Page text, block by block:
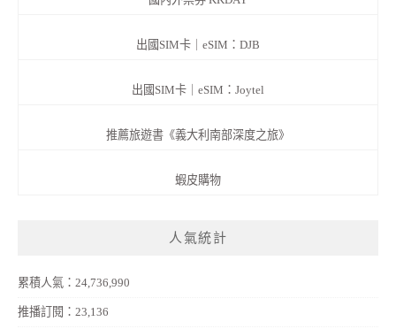
出國SIM卡｜eSIM：DJB
出國SIM卡｜eSIM：Joytel
推薦旅遊書《義大利南部深度之旅》
蝦皮購物
人氣統計
累積人氣：24,736,990
推播訂閱：23,136